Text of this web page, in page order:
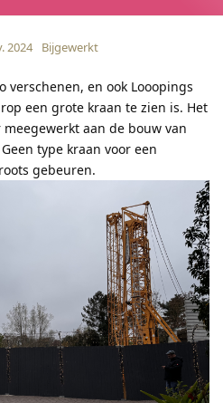
2024 Bijgewerkt
verschenen, en ook Looopings
een grote kraan te zien is. Het
aan de bouw van
type kraan voor een
gebeuren.